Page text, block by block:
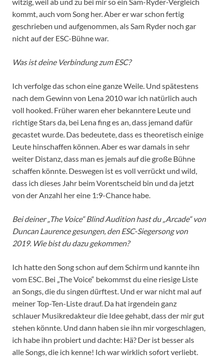
kommt, auch vom Song her. Aber er war schon fertig
geschrieben und aufgenommen, als Sam Ryder noch gar
nicht auf der ESC-Bühne war.
Was ist deine Verbindung zum ESC?
Ich verfolge das schon eine ganze Weile. Und spätestens
nach dem Gewinn von Lena 2010 war ich natürlich auch
voll hooked. Früher waren eher bekanntere Leute und
richtige Stars da, bei Lena fing es an, dass jemand dafür
gecastet wurde. Das bedeutete, dass es theoretisch einige
Leute hinschaffen können. Aber es war damals in sehr
weiter Distanz, dass man es jemals auf die große Bühne
schaffen könnte. Deswegen ist es voll verrückt und wild,
dass ich dieses Jahr beim Vorentscheid bin und da jetzt
von der Anzahl her eine 1:9-Chance habe.
Bei deiner „The Voice“ Blind Audition hast du „Arcade“ von
Duncan Laurence gesungen, den ESC-Siegersong von
2019. Wie bist du dazu gekommen?
Ich hatte den Song schon auf dem Schirm und kannte ihn
vom ESC. Bei „The Voice“ bekommst du eine riesige Liste
an Songs, die du singen dürftest. Und er war nicht mal auf
meiner Top-Ten-Liste drauf. Da hat irgendein ganz
schlauer Musikredakteur die Idee gehabt, dass der mir gut
stehen könnte. Und dann haben sie ihn mir vorgeschlagen,
ich habe ihn probiert und dachte: Hä? Der ist besser als
alle Songs, die ich kenne! Ich war wirklich sofort verliebt.